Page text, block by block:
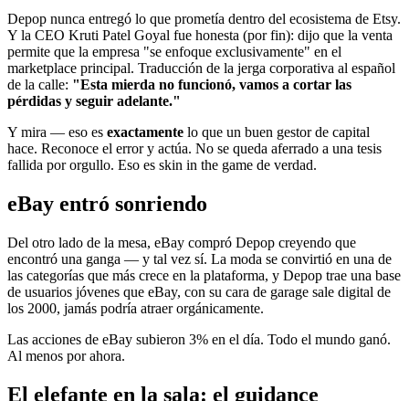
Depop nunca entregó lo que prometía dentro del ecosistema de Etsy.
Y la CEO Kruti Patel Goyal fue honesta (por fin): dijo que la venta
permite que la empresa "se enfoque exclusivamente" en el
marketplace principal. Traducción de la jerga corporativa al español
de la calle: "Esta mierda no funcionó, vamos a cortar las
pérdidas y seguir adelante."
Y mira — eso es exactamente lo que un buen gestor de capital
hace. Reconoce el error y actúa. No se queda aferrado a una tesis
fallida por orgullo. Eso es skin in the game de verdad.
eBay entró sonriendo
Del otro lado de la mesa, eBay compró Depop creyendo que
encontró una ganga — y tal vez sí. La moda se convirtió en una de
las categorías que más crece en la plataforma, y Depop trae una base
de usuarios jóvenes que eBay, con su cara de garage sale digital de
los 2000, jamás podría atraer orgánicamente.
Las acciones de eBay subieron 3% en el día. Todo el mundo ganó.
Al menos por ahora.
El elefante en la sala: el guidance